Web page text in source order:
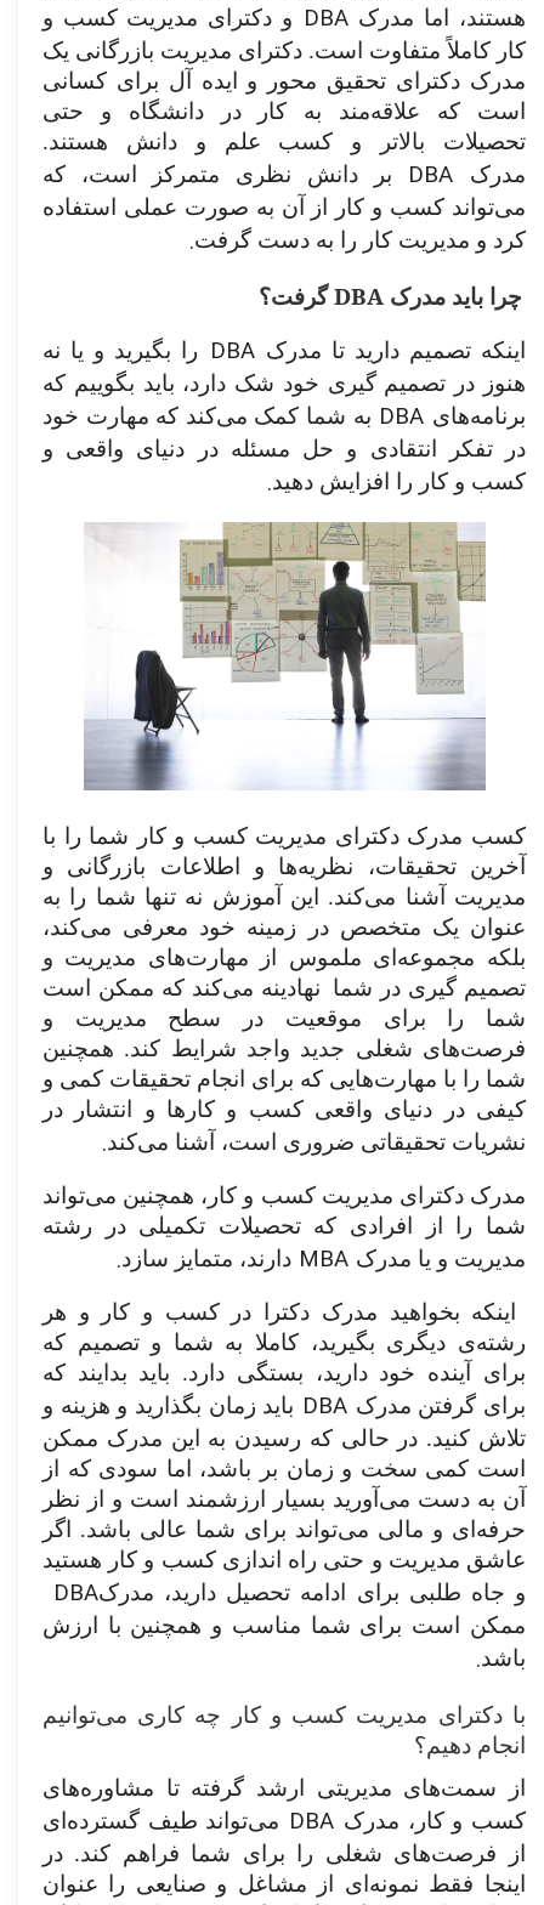
هستند، اما مدرک DBA و دکترای مدیریت کسب و
کار کاملاً متفاوت است. دکترای مدیریت بازرگانی یک
مدرک دکترای تحقیق محور و ایده آل برای کسانی
است که علاقه‌مند به کار در دانشگاه و حتی
تحصیلات بالاتر و کسب علم و دانش هستند.
مدرک
DBA
بر دانش نظری متمرکز است، که
می‌تواند کسب و کار از آن به صورت عملی استفاده
کرد و مدیریت کار را به دست گرفت.
چرا باید مدرک DBAگرفت؟
اینکه تصمیم دارید تا مدرک DBA
را بگیرید و یا نه
هنوز در تصمیم گیری خود شک دارد، باید بگوییم که
برنامه‌های DBA به شما کمک می‌کند که مهارت خود
در تفکر انتقادی و حل مسئله در دنیای واقعی و
کسب و کار را افزایش دهید.
کسب مدرک دکترای مدیریت کسب و کار شما را با
آخرین تحقیقات، نظریه‌ها و اطلاعات بازرگانی و
مدیریت آشنا می‌کند. این آموزش نه تنها شما را به
عنوان یک متخصص در زمینه خود معرفی می‌کند،
بلکه مجموعه‌ای ملموس از مهارت‌های مدیریت و
تصمیم گیری در شما نهادینه می‌کند که ممکن است
شما را برای موقعیت در سطح مدیریت و
فرصت‌های شغلی جدید واجد شرایط کند. همچنین
شما را با مهارت‌هایی که برای انجام تحقیقات کمی و
کیفی در دنیای واقعی کسب و کارها و انتشار در
نشریات تحقیقاتی ضروری است، آشنا می‌کند.
مدرک دکترای مدیریت کسب و کار، همچنین می‌تواند
شما را از افرادی که تحصیلات تکمیلی در رشته
مدیریت و یا مدرک MBA دارند، متمایز سازد.
اینکه بخواهید مدرک دکترا در کسب و کار و هر
رشته‌ی دیگری بگیرید، کاملا به شما و تصمیم که
برای آینده خود دارید، بستگی دارد. باید بدایند که
برای گرفتن مدرک DBA باید زمان بگذارید و هزینه و
تلاش کنید. در حالی که رسیدن به این مدرک ممکن
است کمی سخت و زمان بر باشد، اما سودی که از
آن به دست می‌آورید بسیار ارزشمند است و از نظر
حرفه‌ای و مالی می‌تواند برای شما عالی باشد. اگر
عاشق مدیریت و حتی راه اندازی کسب و کار هستید
و جاه طلبی برای ادامه تحصیل دارید، مدرکDBA
ممکن است برای شما مناسب و همچنین با ارزش
باشد.
با دکترای مدیریت کسب و کار چه کاری می‌توانیم
انجام دهیم؟
از سمت‌های مدیریتی ارشد گرفته تا مشاوره‌های
کسب و کار، مدرک DBA می‌تواند طیف گسترده‌ای
از فرصت‌های شغلی را برای شما فراهم کند. در
اینجا فقط نمونه‌ای از مشاغل و صنایعی را عنوان